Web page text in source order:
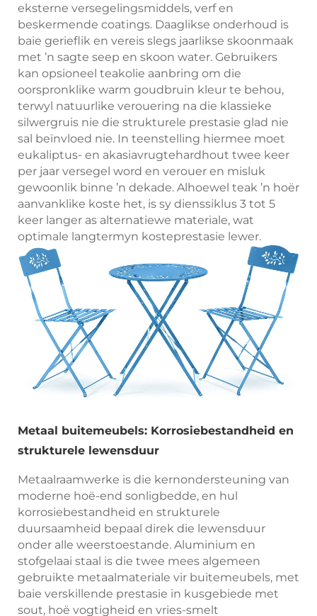
eksterne versegelingsmiddels, verf en
beskermende coatings. Daaglikse onderhoud is
baie gerieflik en vereis slegs jaarlikse skoonmaak
met ’n sagte seep en skoon water. Gebruikers
kan opsioneel teakolie aanbring om die
oorspronklike warm goudbruin kleur te behou,
terwyl natuurlike verouering na die klassieke
silwergruis nie die strukturele prestasie glad nie
sal beïnvloed nie. In teenstelling hiermee moet
eukaliptus- en akasiavrugtehardhout twee keer
per jaar versegel word en verouer en misluk
gewoonlik binne ’n dekade. Alhoewel teak ’n hoër
aanvanklike koste het, is sy dienssiklus 3 tot 5
keer langer as alternatiewe materiale, wat
optimale langtermyn kosteprestasie lewer.
Metaal buitemeubels: Korrosiebestandheid en
strukturele lewensduur
Metaalraamwerke is die kernondersteuning van
moderne hoë-end sonligbedde, en hul
korrosiebestandheid en strukturele
duursaamheid bepaal direk die lewensduur
onder alle weerstoestande. Aluminium en
stofgelaai staal is die twee mees algemeen
gebruikte metaalmateriale vir buitemeubels, met
baie verskillende prestasie in kusgebiede met
sout, hoë vogtigheid en vries-smelt